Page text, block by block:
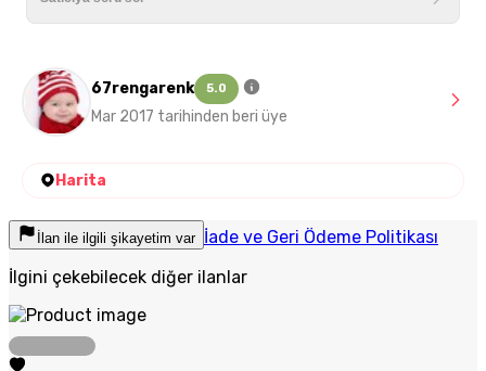
67rengarenk 5.0
Mar 2017 tarihinden beri üye
Harita
İlan ile ilgili şikayetim var İade ve Geri Ödeme Politikası
İlgini çekebilecek diğer ilanlar